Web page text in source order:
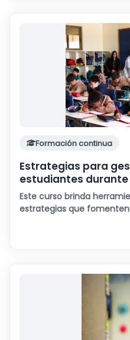
Formación continua
Estrategias para
estudiantes
Este curso brinda
estrategias que